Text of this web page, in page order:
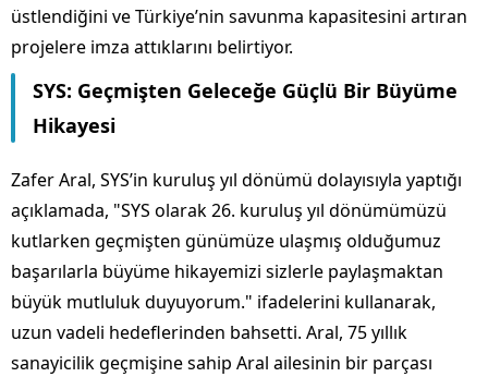
üstlendiğini ve Türkiye’nin savunma kapasitesini artıran
projelere imza attıklarını belirtiyor.
SYS: Geçmişten Geleceğe Güçlü Bir Büyüme
Hikayesi
Zafer Aral, SYS’in kuruluş yıl dönümü dolayısıyla yaptığı
açıklamada, "SYS olarak 26. kuruluş yıl dönümümüzü
kutlarken geçmişten günümüze ulaşmış olduğumuz
başarılarla büyüme hikayemizi sizlerle paylaşmaktan
büyük mutluluk duyuyorum." ifadelerini kullanarak,
uzun vadeli hedeflerinden bahsetti. Aral, 75 yıllık
sanayicilik geçmişine sahip Aral ailesinin bir parçası